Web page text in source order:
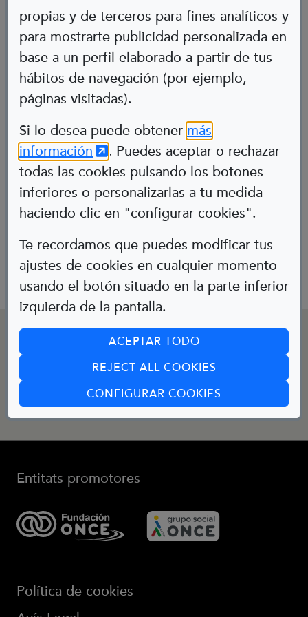
propias y de terceros para fines analíticos y
para mostrarte publicidad personalizada en
base a un perfil elaborado a partir de tus
hábitos de navegación (por ejemplo,
páginas visitadas).
Si lo desea puede obtener más
información (Abre en nueva ventana)
. Puedes aceptar o rechazar
todas las cookies pulsando los botones
inferiores o personalizarlas a tu medida
haciendo clic en "configurar cookies".
Te recordamos que puedes modificar tus
ajustes de cookies en cualquier momento
usando el botón situado en la parte inferior
izquierda de la pantalla.
ACEPTAR TODO
REJECT ALL COOKIES
CONFIGURAR COOKIES
Rosalía
L'Espia
Sordera
CONTACTE
bibliotecainfantil@fundaciononce.es
Entitats promotores
Política de cookies
Abre en nueva ventana